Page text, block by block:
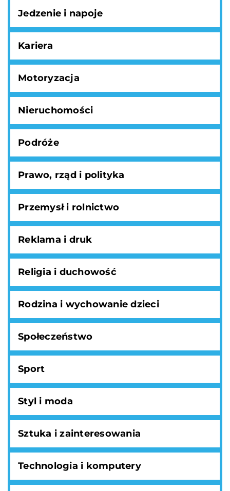
Jedzenie i napoje
Kariera
Motoryzacja
Nieruchomości
Podróże
Prawo, rząd i polityka
Przemysł i rolnictwo
Reklama i druk
Religia i duchowość
Rodzina i wychowanie dzieci
Społeczeństwo
Sport
Styl i moda
Sztuka i zainteresowania
Technologia i komputery